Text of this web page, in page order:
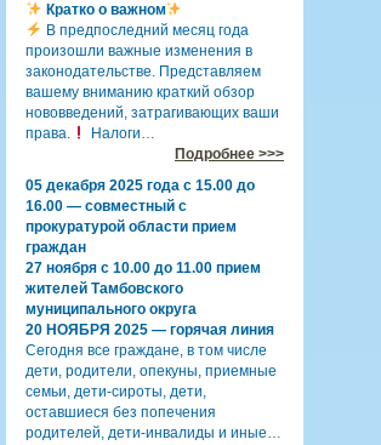
Кратко о важном
В предпоследний месяц года
произошли важные изменения в
законодательстве. Представляем
вашему вниманию краткий обзор
нововведений, затрагивающих ваши
права.
Налоги…
Подробнее >>>
05 декабря 2025 года с 15.00 до
16.00 — совместный с
прокуратурой области прием
граждан
27 ноября с 10.00 до 11.00 прием
жителей Тамбовского
муниципального округа
20 НОЯБРЯ 2025 — горячая линия
Сегодня все граждане, в том числе
дети, родители, опекуны, приемные
семьи, дети-сироты, дети,
оставшиеся без попечения
родителей, дети-инвалиды и иные…